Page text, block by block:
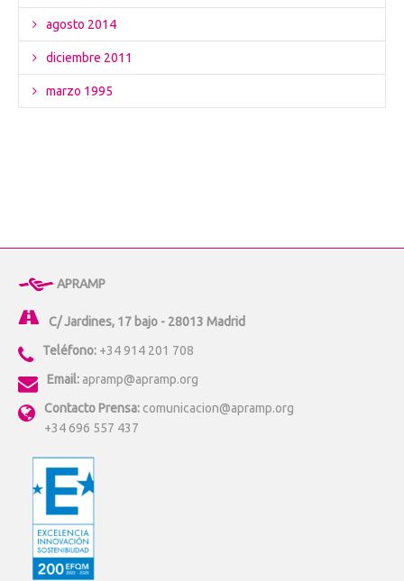
agosto 2014
diciembre 2011
marzo 1995
APRAMP
C/ Jardines, 17 bajo - 28013 Madrid
Teléfono: +34 914 201 708
Email: apramp@apramp.org
Contacto Prensa: comunicacion@apramp.org
+34 696 557 437